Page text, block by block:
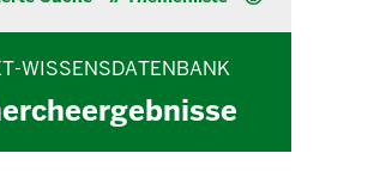
WISSENSDATENBANK